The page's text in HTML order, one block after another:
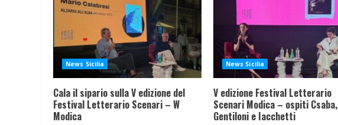
News Sicilia
Cala il sipario sulla V edizione del
Festival Letterario Scenari – W
Modica
News Sicilia
V edizione Festival Letterario
Scenari Modica – ospiti Csaba,
Gentiloni e Iacchetti